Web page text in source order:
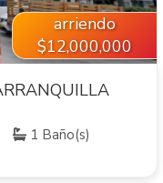
arriendo
$12,000,000
1 Baño(s)